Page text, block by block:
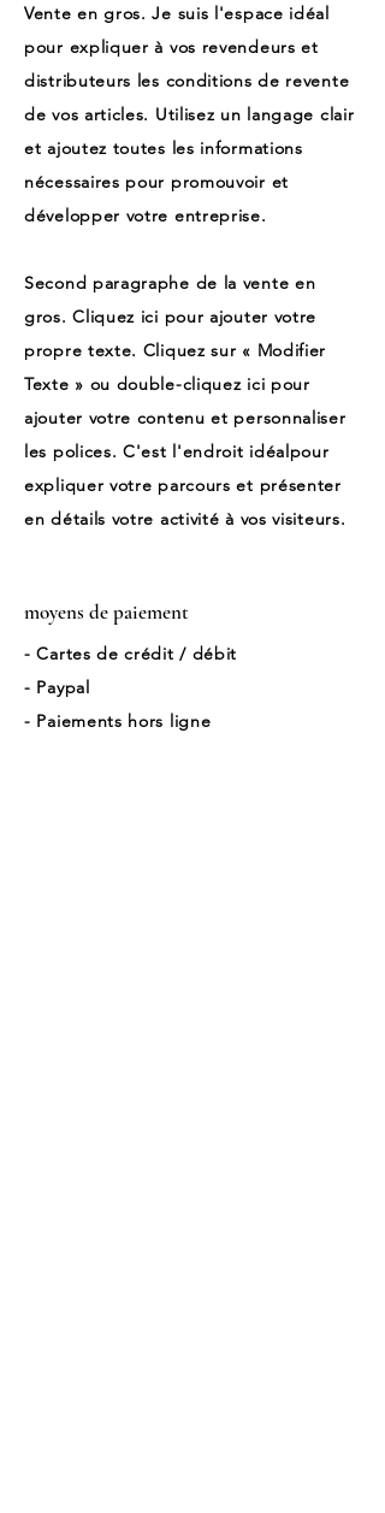
Vente en gros. Je suis l'espace idéal
pour expliquer à vos revendeurs et
distributeurs les conditions de revente
de vos articles. Utilisez un langage clair
et ajoutez toutes les informations
nécessaires pour promouvoir et
développer votre entreprise.
Second paragraphe de la vente en
gros. Cliquez ici pour ajouter votre
propre texte. Cliquez sur « Modifier
Texte » ou double-cliquez ici pour
ajouter votre contenu et personnaliser
les polices. C'est l'endroit idéalpour
expliquer votre parcours et présenter
en détails votre activité à vos visiteurs.
moyens de paiement
- Cartes de crédit / débit
- Paypal
- Paiements hors ligne